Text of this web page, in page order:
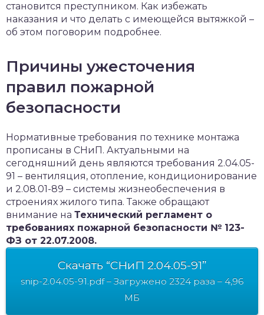
становится преступником. Как избежать
наказания и что делать с имеющейся вытяжкой –
об этом поговорим подробнее.
Причины ужесточения
правил пожарной
безопасности
Нормативные требования по технике монтажа
прописаны в СНиП. Актуальными на
сегодняшний день являются требования 2.04.05-
91 – вентиляция, отопление, кондиционирование
и 2.08.01-89 – системы жизнеобеспечения в
строениях жилого типа. Также обращают
внимание на Технический регламент о
требованиях пожарной безопасности № 123-
ФЗ от 22.07.2008.
Скачать “СНиП 2.04.05-91”
snip-2.04.05-91.pdf – Загружено 2324 раза – 4,96
МБ